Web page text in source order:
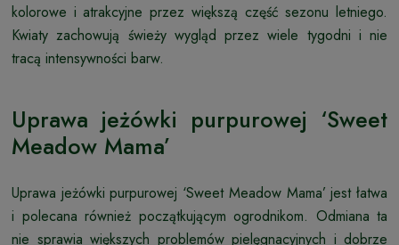
kolorowe i atrakcyjne przez większą część sezonu letniego.
Kwiaty zachowują świeży wygląd przez wiele tygodni i nie
tracą intensywności barw.
Uprawa jeżówki purpurowej ‘Sweet
Meadow Mama’
Uprawa jeżówki purpurowej ‘Sweet Meadow Mama’ jest łatwa
i polecana również początkującym ogrodnikom. Odmiana ta
nie sprawia większych problemów pielęgnacyjnych i dobrze